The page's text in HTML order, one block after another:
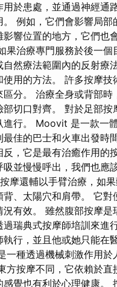
於患處，並通過神經通
例如，它們會影響局部
影響位置的地方，它們也
果治療專門服務於後一個
然療法範圍內的反射療
用的方法。 許多按摩技
分。 治療全身或背部時
切口對齊。 對於足部按
進行。 Moovit 是一款一
最佳的巴士和火車出發時
反，它是最有治癒作用的
並慢慢呼出，我們也應
摩還輔以手臂治療，如
背、太陽穴和肩帶。 它對
況有效。 雖然腹部按摩是
瑞典式按摩師培訓來進
行，並且他或她只能在
一種透過機械刺激作用於
方按摩不同，它依賴於直
感覺也有利於心理健康。